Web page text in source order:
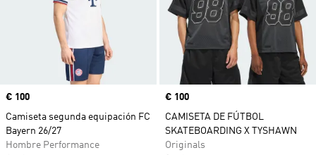
Precio
€ 100
Camiseta segunda equipación FC
Bayern 26/27
Hombre Performance
Precio
€ 100
CAMISETA DE FÚTBOL
SKATEBOARDING X TYSHAWN
Originals